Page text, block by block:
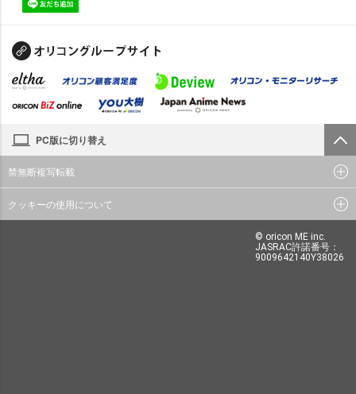
PC版に切り替え
禁無断複写転載
クッキーの使用について
© oricon ME inc.
JASRAC許諾番号：
9009642140Y38026